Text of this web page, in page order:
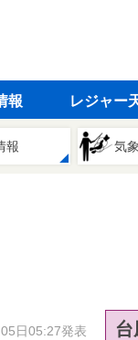
報 レジャー
報 気
日05:27発表